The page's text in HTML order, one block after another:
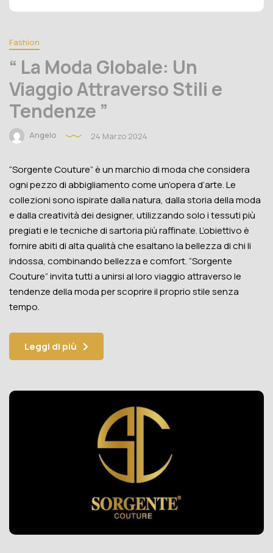
Fashion
“ La Moda Globale: Un
Viaggio Attraverso Stili e
Tendenze ”
Angelo 24 Marzo 2024
“Sorgente Couture” è un marchio di moda che considera
ogni pezzo di abbigliamento come un’opera d’arte. Le
collezioni sono ispirate dalla natura, dalla storia della moda
e dalla creatività dei designer, utilizzando solo i tessuti più
pregiati e le tecniche di sartoria più raffinate. L’obiettivo è
fornire abiti di alta qualità che esaltano la bellezza di chi li
indossa, combinando bellezza e comfort. “Sorgente
Couture” invita tutti a unirsi al loro viaggio attraverso le
tendenze della moda per scoprire il proprio stile senza
tempo.
Leggi di più